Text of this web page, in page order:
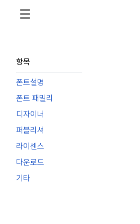
항목
폰트설명
폰트 패밀리
디자이너
퍼블리셔
라이센스
다운로드
기타